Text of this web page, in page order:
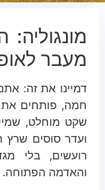
מעבר
דמיינו את זה:
חמה, פותחים
שקט מוחלט,
ועדר סוסים שרץ
רועשים, בלי
והאדמה הפתוחה.